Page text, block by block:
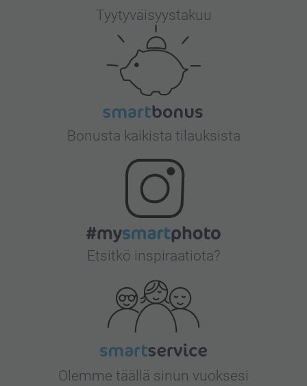
Tyytyväisyystakuu
Bonusta kaikista tilauksista
Etsitkö inspiraatiota?
Olemme täällä sinun vuoksesi